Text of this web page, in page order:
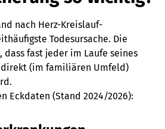
nach Herz-Kreislauf-
Todesursache. Die
fast jeder im Laufe seines
(im familiären Umfeld)
Eckdaten (Stand 2024/2026):